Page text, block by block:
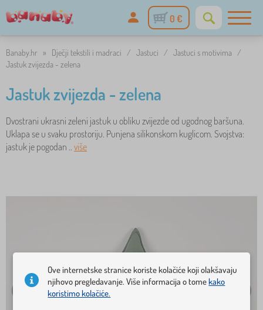
0 €
Banaby.hr » Dječji tekstili i madraci / Jastuci / Jastuci s motivima
/
Jastuk zvijezda - zelena
Jastuk zvijezda - zelena
Dvostrani ukrasni zeleni jastuk u obliku zvijezde od ugodnog baršuna.
Uklapa se u svaku prostoriju. Punjena silikonskom kuglicom. Svojstva:
jastuk je pogodan .. više
Ove internetske stranice koriste kolačiće koji olakšavaju
njihovo pregledavanje. Više informacija o tomekako
koristimo kolačiće.